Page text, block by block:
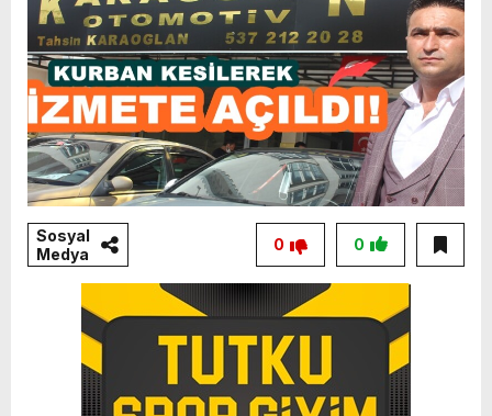
Sosyal
Medya
0
0